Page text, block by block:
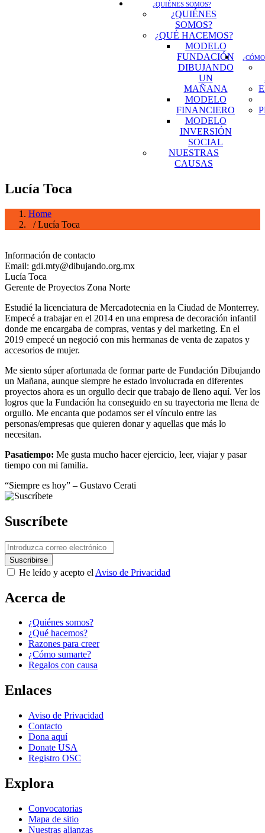
¿QUIÉNES SOMOS?
¿QUIÉNES
SOMOS?
¿QUÉ HACEMOS?
MODELO
FUNDACIÓN
DIBUJANDO
UN
MAÑANA
MODELO
FINANCIERO
MODELO
INVERSIÓN
SOCIAL
NUESTRAS
CAUSAS
Lucía Toca
Home
/ Lucía Toca
Información de contacto
Email: gdi.mty@dibujando.org.mx
Lucía Toca
Gerente de Proyectos Zona Norte
Estudié la licenciatura de Mercadotecnia en la Ciudad de Monterrey.
Empecé a trabajar en el 2014 en una empresa de decoración infantil
donde me encargaba de compras, ventas y del marketing. En el
2019 empecé un negoció con mis hermanas de venta de zapatos y
accesorios de mujer.
Me siento súper afortunada de formar parte de Fundación Dibujando
un Mañana, aunque siempre he estado involucrada en diferentes
proyectos ahora es un orgullo decir que trabajo de lleno aquí. Ver los
logros que la Fundación ha conseguido en su trayectoria me llena de
orgullo. Me encanta que podamos ser el vínculo entre las
personas/empresas que quieren donar y aquellas que más lo
necesitan.
Pasatiempo: Me gusta mucho hacer ejercicio, leer, viajar y pasar
tiempo con mi familia.
“Siempre es hoy” – Gustavo Cerati
Suscríbete
He leído y acepto el Aviso de Privacidad
Acerca de
¿Quiénes somos?
¿Qué hacemos?
Razones para creer
¿Cómo sumarte?
Regalos con causa
Enlaces
Aviso de Privacidad
Contacto
Dona aquí
Donate USA
Registro OSC
Explora
Convocatorias
Mapa de sitio
Nuestras alianzas